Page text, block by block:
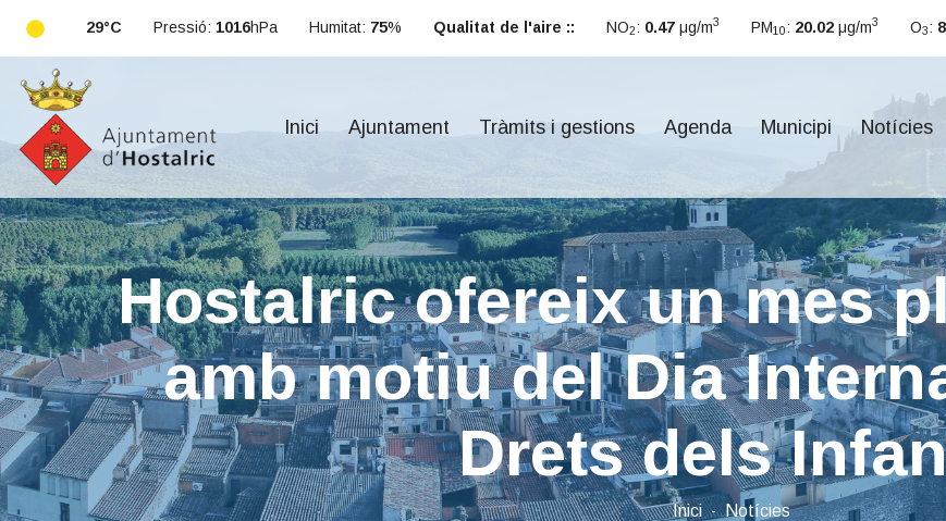
29°C Pressió: 1016hPa Humitat: 75% Qualitat de l'aire :: NO2: 0.47 μg/m3 PM10: 20.02 μg/m3 O3:
Inici Ajuntament Tràmits i gestions Agenda Municipi Notícies
Hostalric ofereix un mes
amb motiu del Dia
Drets dels
Inici Notícies